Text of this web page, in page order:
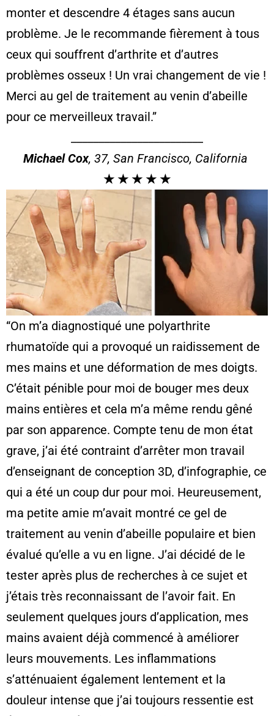
monter et descendre 4 étages sans aucun
problème. Je le recommande fièrement à tous
ceux qui souffrent d’arthrite et d’autres
problèmes osseux ! Un vrai changement de vie !
Merci au gel de traitement au venin d’abeille
pour ce merveilleux travail.”
Michael Cox, 37, San Francisco, California
★ ★ ★ ★ ★
“On m’a diagnostiqué une polyarthrite
rhumatoïde qui a provoqué un raidissement de
mes mains et une déformation de mes doigts.
C’était pénible pour moi de bouger mes deux
mains entières et cela m’a même rendu gêné
par son apparence. Compte tenu de mon état
grave, j’ai été contraint d’arrêter mon travail
d’enseignant de conception 3D, d’infographie, ce
qui a été un coup dur pour moi. Heureusement,
ma petite amie m’avait montré ce gel de
traitement au venin d’abeille populaire et bien
évalué qu’elle a vu en ligne. J’ai décidé de le
tester après plus de recherches à ce sujet et
j’étais très reconnaissant de l’avoir fait. En
seulement quelques jours d’application, mes
mains avaient déjà commencé à améliorer
leurs mouvements. Les inflammations
s’atténuaient également lentement et la
douleur intense que j’ai toujours ressentie est